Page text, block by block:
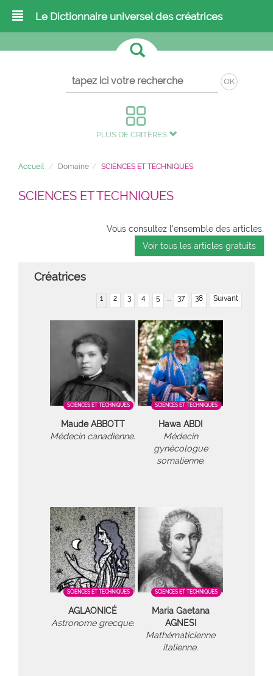
Le Dictionnaire universel des créatrices
OK
PLUS DE CRITÈRES
Accueil Domaine SCIENCES ET TECHNIQUES
SCIENCES ET TECHNIQUES
Vous consultez l'ensemble des articles.
Voir tous les articles gratuits
Créatrices
1 2 3 4 5 ... 37 38 Suivant
SCIENCES ET TECHNIQUES
Maude ABBOTT
Médecin canadienne.
SCIENCES ET TECHNIQUES
Hawa ABDI
Médecin
gynécologue
somalienne.
SCIENCES ET TECHNIQUES
AGLAONICÉ
Astronome grecque.
SCIENCES ET TECHNIQUES
Maria Gaetana
AGNESI
Mathématicienne
italienne.